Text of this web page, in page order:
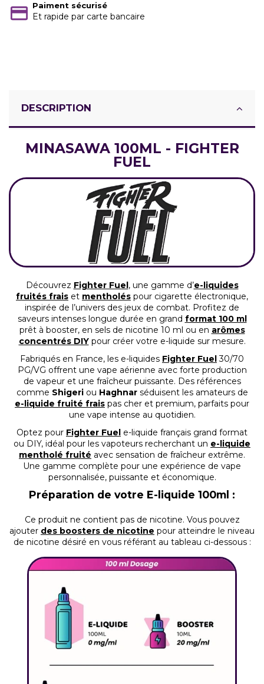
Paiment sécurisé
Et rapide par carte bancaire
DESCRIPTION
MINASAWA 100ML - FIGHTER
FUEL
Découvrez Fighter Fuel, une gamme d’e-liquides
fruités frais et mentholés pour cigarette électronique,
inspirée de l’univers des jeux de combat. Profitez de
saveurs intenses longue durée en grand format 100 ml
prêt à booster, en sels de nicotine 10 ml ou en arômes
concentrés DIYpour créer votre e-liquide sur mesure.
Fabriqués en France, les e-liquides Fighter Fuel30/70
PG/VG offrent une vape aérienne avec forte production
de vapeur et une fraîcheur puissante. Des références
comme Shigeriou Haghnarséduisent les amateurs de
e-liquide fruité frais pas cher et premium, parfaits pour
une vape intense au quotidien.
Optez pour Fighter Fuel e-liquide français grand format
ou DIY, idéal pour les vapoteurs recherchant un e-liquide
mentholé fruité avec sensation de fraîcheur extrême.
Une gamme complète pour une expérience de vape
personnalisée, puissante et économique.
Préparation de votre E-liquide 100ml :
Ce produit ne contient pas de nicotine. Vous pouvez
ajouter des boosters de nicotine pour atteindre le niveau
de nicotine désiré en vous référant au tableau ci-dessous :